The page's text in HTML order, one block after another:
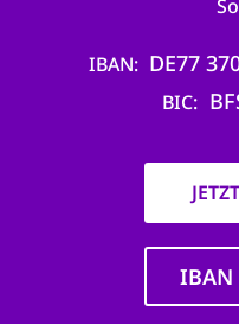
IBAN DE77
BIC
IBAN